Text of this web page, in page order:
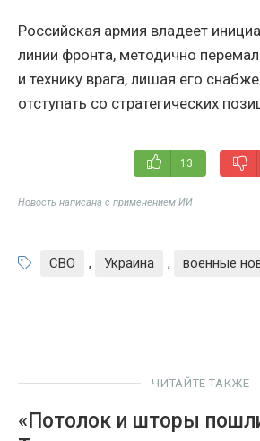
Российская армия владеет
линии фронта, методично
и технику врага, лишая его
отступать со стратегических
13
Новость написана с применением ИИ
СВО , Украина , военные
ЧИТАЙТЕ ТАКЖЕ
«Потолок и шторы